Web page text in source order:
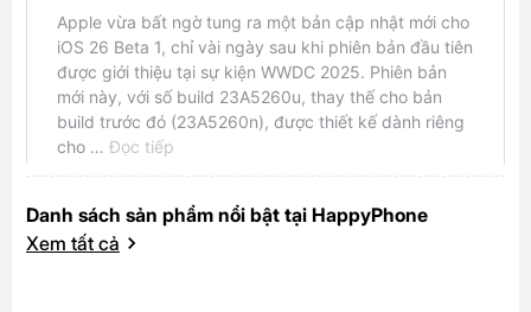
Danh sách sản phẩm nổi bật tại HappyPhone
Xem tất cả